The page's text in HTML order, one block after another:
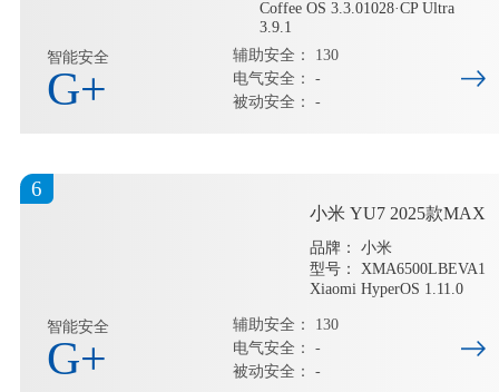
Coffee OS 3.3.01028·CP Ultra
3.9.1
智能安全
G+
辅助安全： 130
电气安全： -
被动安全： -
6
小米 YU7 2025款MAX
品牌： 小米
型号： XMA6500LBEVA1
Xiaomi HyperOS 1.11.0
智能安全
G+
辅助安全： 130
电气安全： -
被动安全： -